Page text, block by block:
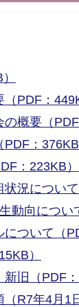
PDF：
概要（PDF
：376KB
：223KB）
況について
動向につい
ついて（
）
旧（PDF：
R7年4月1